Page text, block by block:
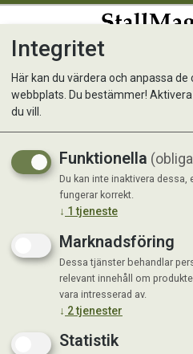
Halsband Flash
Halsband med fast
Integritet
Här kan du värdera och anpassa
webbplats. Du bestämmer!
du vill.
Funktionella
Du kan inte inaktivera
fungerar korrekt.
↓ 1 tjeneste
Marknadsföring
Dessa tjänster behandlar
relevant innehåll om
vara intresserad av.
↓ 2tjenester
Statistik